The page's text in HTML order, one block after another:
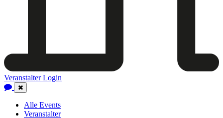
Veranstalter Login
Close
Navigation
Alle Events
Veranstalter